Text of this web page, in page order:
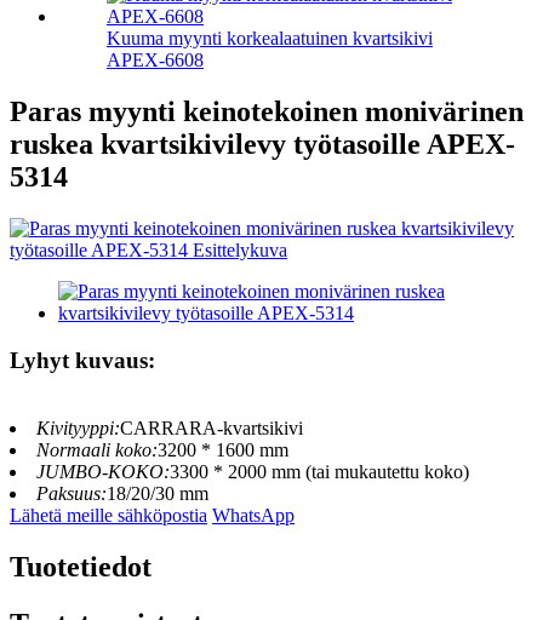
Kuuma myynti korkealaatuinen kvartsikivi
APEX-6608
Paras myynti keinotekoinen monivärinen
ruskea kvartsikivilevy työtasoille APEX-
5314
Lyhyt kuvaus:
Kivityyppi:CARRARA-kvartsikivi
Normaali koko:3200 * 1600 mm
JUMBO-KOKO:3300 * 2000 mm (tai mukautettu koko)
Paksuus:18/20/30 mm
Lähetä meille sähköpostia WhatsApp
Tuotetiedot